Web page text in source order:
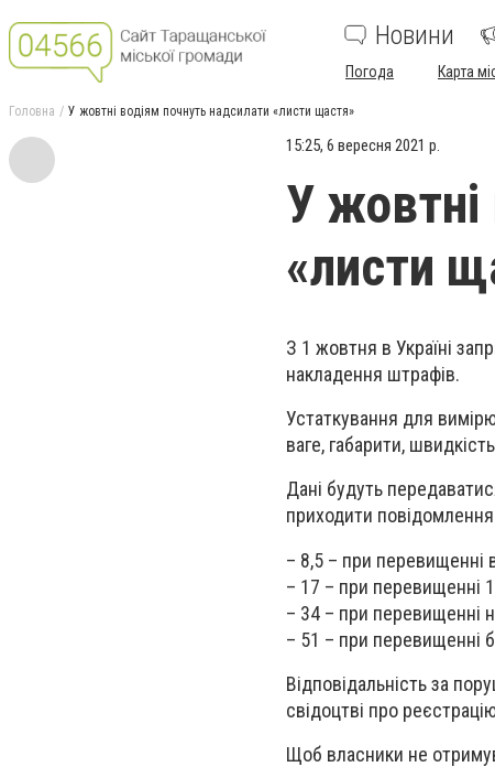
Новини
Погода Карта
Головна У жовтні водіям почнуть надсилати «листи щастя»
15:25, 6 вересня 2021 р.
У жовтні
«листи
З 1 жовтня в Україні
накладення штрафів.
Устаткування для
вагe, габарити,
Дані будуть
приходити
– 8,5 – при перевищенні
– 17 – при перевищенні
– 34 – при перевищенні
– 51 – при перевищенні
Відповідальність за
свідоцтві про
Щоб власники не